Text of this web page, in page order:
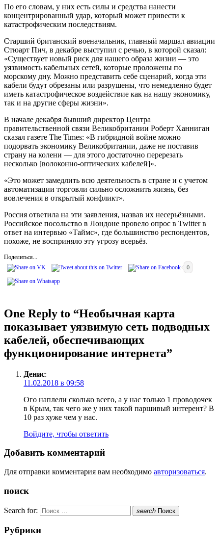
По его словам, у них есть силы и средства нанести
концентрированный удар, который может привести к
катастрофическим последствиям.
Старший британский военачальник, главный маршал авиации
Стюарт Пич, в декабре выступил с речью, в которой сказал:
«Существует новый риск для нашего образа жизни — это
уязвимость кабельных сетей, которые проложены по
морскому дну. Можно представить себе сценарий, когда эти
кабели будут обрезаны или разрушены, что немедленно будет
иметь катастрофическое воздействие как на нашу экономику,
так и на другие сферы жизни».
В начале декабря бывший директор Центра
правительственной связи Великобритании Роберт Ханниган
сказал газете The Times: «В гибридной войне можно
подорвать экономику Великобритании, даже не поставив
страну на колени — для этого достаточно перерезать
несколько [волоконно-оптических кабелей]».
«Это может замедлить всю деятельность в стране и с учетом
автоматизации торговли сильно осложнить жизнь, без
вовлечения в открытый конфликт».
Россия ответила на эти заявления, назвав их несерьёзными.
Российское посольство в Лондоне провело опрос в Twitter в
ответ на интервью «Таймс», где большинство респондентов,
похоже, не восприняло эту угрозу всерьёз.
Поделиться...
0
One Reply to “Необычная карта
показывает уязвимую сеть подводных
кабелей, обеспечивающих
функционирование интернета”
Денис:
11.02.2018 в 09:58
Ого наплели сколько всего, а у нас только 1 проводочек
в Крым, так чего же у них такой паршивый интерент? В
10 раз хуже чем у нас.
Войдите, чтобы ответить
Добавить комментарий
Для отправки комментария вам необходимо авторизоваться.
поиск
Search for: search Поиск
Рубрики